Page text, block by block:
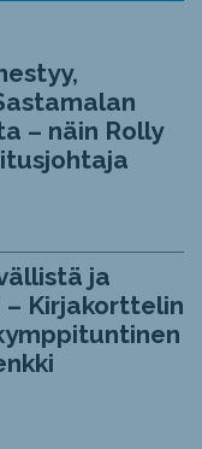
– näin Rolly
ja
– Kirjakorttelin